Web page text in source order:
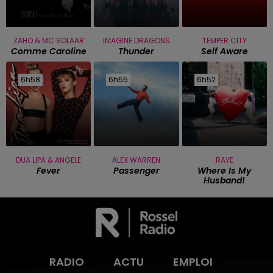
ZAHO & MC SOLAAR
Comme Caroline
IMAGINE DRAGONS
Thunder
TEMPER CITY
Self Aware
6h58
6h58
DUA LIPA & ANGELE
Fever
6h55
6h55
ALEX WARREN
Passenger
6h52
6h52
RAYE
Where Is My
Husband!
RADIO ACTU EMPLOI